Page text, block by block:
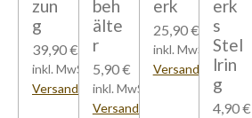
zun
g
39,90 €
inkl. MwSt zzgl.
Versandkosten
beh
älte
r
5,90 €
inkl. MwSt zzgl.
Versandkosten
erk
25,90 €
inkl. MwSt zzgl.
Versandkosten
erk
s
Stel
lrin
g
4,90 €